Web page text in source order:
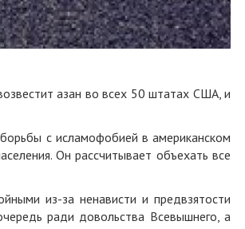
азан во всех 50 штатах США, и
с исламофобией в американском
Он рассчитывает объехать все
из-за ненависти и предвзятости
ради довольства Всевышнего, а